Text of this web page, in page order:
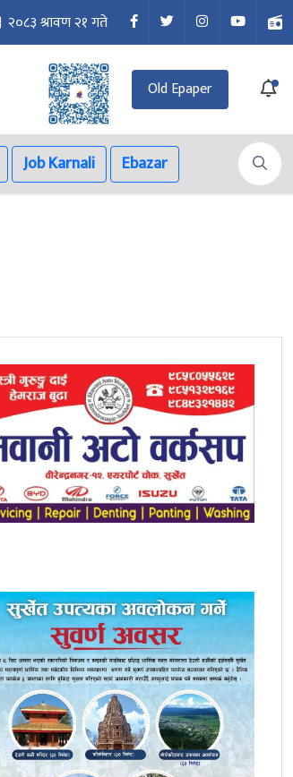
२०८३ श्रावण २१ गते
Old Epaper
Job Karnali Ebazar